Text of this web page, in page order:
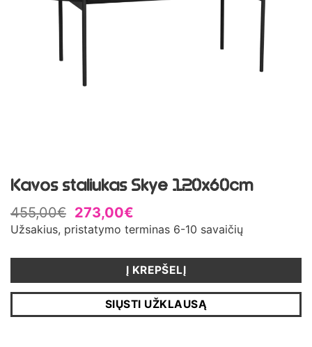
Kavos staliukas Skye 120x60cm
455,00€ 273,00€
Užsakius, pristatymo terminas 6-10 savaičių
Į KREPŠELĮ
SIŲSTI UŽKLAUSĄ